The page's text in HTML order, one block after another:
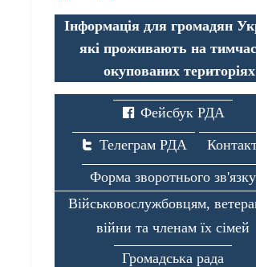
Інформація для громадян
які проживають на
окупованих територіях
Фейсбук РДА
Телеграм РДА
Форма зворотнього зв'язку
Військовослужбовцям,
війни та членам їх сімей
Громадська рада